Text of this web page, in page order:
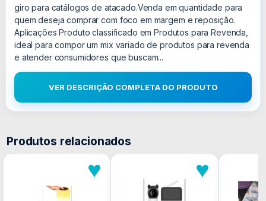
giro para catálogos de atacado.Venda em quantidade para
quem deseja comprar com foco em margem e reposição.
Aplicações Produto classificado em Produtos para Revenda,
ideal para compor um mix variado de produtos para revenda
e atender consumidores que buscam...
VER DESCRIÇÃO COMPLETA DO PRODUTO
Produtos relacionados
♥ ♥